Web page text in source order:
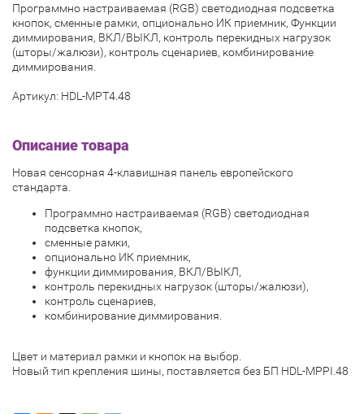
Программно настраиваемая (RGB) светодиодная подсветка
кнопок, сменные рамки, опционально ИК приемник, Функции
диммирования, ВКЛ/ВЫКЛ, контроль перекидных нагрузок
(шторы/жалюзи), контроль сценариев, комбинирование
диммирования.
Артикул: HDL-MPT4.48
Описание товара
Новая сенсорная 4-клавишная панель европейского
стандарта.
Программно настраиваемая (RGB) светодиодная
подсветка кнопок,
сменные рамки,
опционально ИК приемник,
функции диммирования, ВКЛ/ВЫКЛ,
контроль перекидных нагрузок (шторы/жалюзи),
контроль сценариев,
комбинирование диммирования.
Цвет и материал рамки и кнопок на выбор.
Новый тип крепления шины, поставляется без БП HDL-MPPI.48